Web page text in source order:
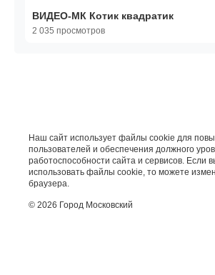
ВИДЕО-МК Котик квадратик
2 035 просмотров
Наш сайт использует файлы cookie для
пользователей и обеспечения должного
работоспособности сайта и сервисов. Если
использовать файлы cookie, то можете
браузера.
© 2026 Город Московский